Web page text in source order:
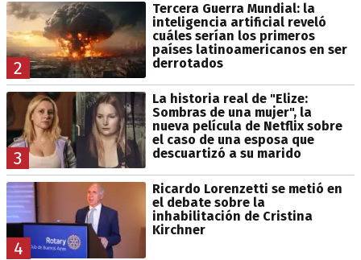
2
Tercera Guerra Mundial: la
inteligencia artificial reveló
cuáles serían los primeros
países latinoamericanos en ser
derrotados
3
La historia real de "Elize:
Sombras de una mujer", la
nueva película de Netflix sobre
el caso de una esposa que
descuartizó a su marido
4
Ricardo Lorenzetti se metió en
el debate sobre la
inhabilitación de Cristina
Kirchner